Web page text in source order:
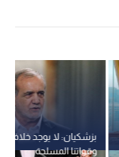
بزشكيان: لا يوجد خلاف
وقواتنا المسلحة